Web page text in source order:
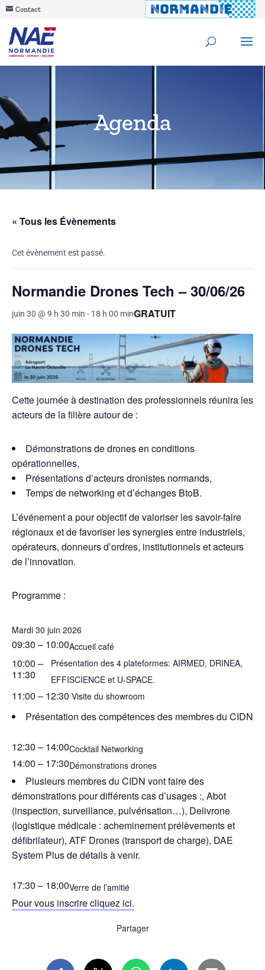
Contact
Agenda
« Tous les Évènements
Cet évènement est passé.
Normandie Drones Tech – 30/06/26
juin 30 @ 9 h 30 min - 18 h 00 minGRATUIT
Cette journée à destination des professionnels réunira les
acteurs de la filière autour de :
Démonstrations de drones en conditions
opérationnelles,
Présentations d’acteurs dronistes normands,
Temps de networking et d’échanges BtoB.
L’événement a pour objectif de valoriser les savoir-faire
régionaux et de favoriser les synergies entre industriels,
opérateurs, donneurs d’ordres, institutionnels et acteurs
de l’innovation.
Programme :
Mardi 30 juin 2026
09:30 – 10:00Accueil café
10:00 –
11:30
Présentation des 4 plateformes: AIRMED, DRINEA,
EFFISCIENCE et U-SPACE.
11:00 – 12:30 Visite du showroom
Présentation des compétences des membres du CIDN
12:30 – 14:00Cocktail Networking
14:00 – 17:30Démonstrations drones
Plusieurs membres du CIDN vont faire des
démonstrations pour différents cas d’usages :, Abot
(inspection, surveillance, pulvérisation…), Delivrone
(logistique médicale : acheminement prélèvements et
défibrilateur), ATF Drones (transport de charge), DAE
System Plus de détails à venir.
17:30 – 18:00Verre de l’amitié
Pour vous inscrire cliquez ici.
Partager